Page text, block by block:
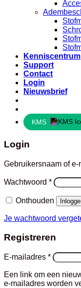
Kenniscentrum
Support
Contact
Login
Nieuwsbrief
KMS
Login
Gebruikersnaam of
Wachtwoord *Vereist
Onthouden
Je wachtwoord
Registreren
E-mailadres *Vereist
Een link om een
e-mailadres worden